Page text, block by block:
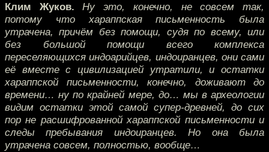
Клим Жуков. Ну это, конечно, не совсем так,
потому что хараппская письменность была
утрачена, причём без помощи, судя по всему, или
без большой помощи всего комплекса
переселяющихся индоарийцев, индоиранцев, они сами
её вместе с цивилизацией утратили, и остатки
хараппской письменности, конечно, доживают до
времени… ну по крайней мере, до… мы в археологии
видим остатки этой самой супер-древней, до сих
пор не расшифрованной хараппской письменности и
следы пребывания индоиранцев. Но она была
утрачена совсем, полностью, вообще…